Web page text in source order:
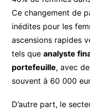
Ce changement de
inédites pour les
ascensions rapides
tels que analyste
portefeuille, avec
souvent à 60 000
D’autre part, le